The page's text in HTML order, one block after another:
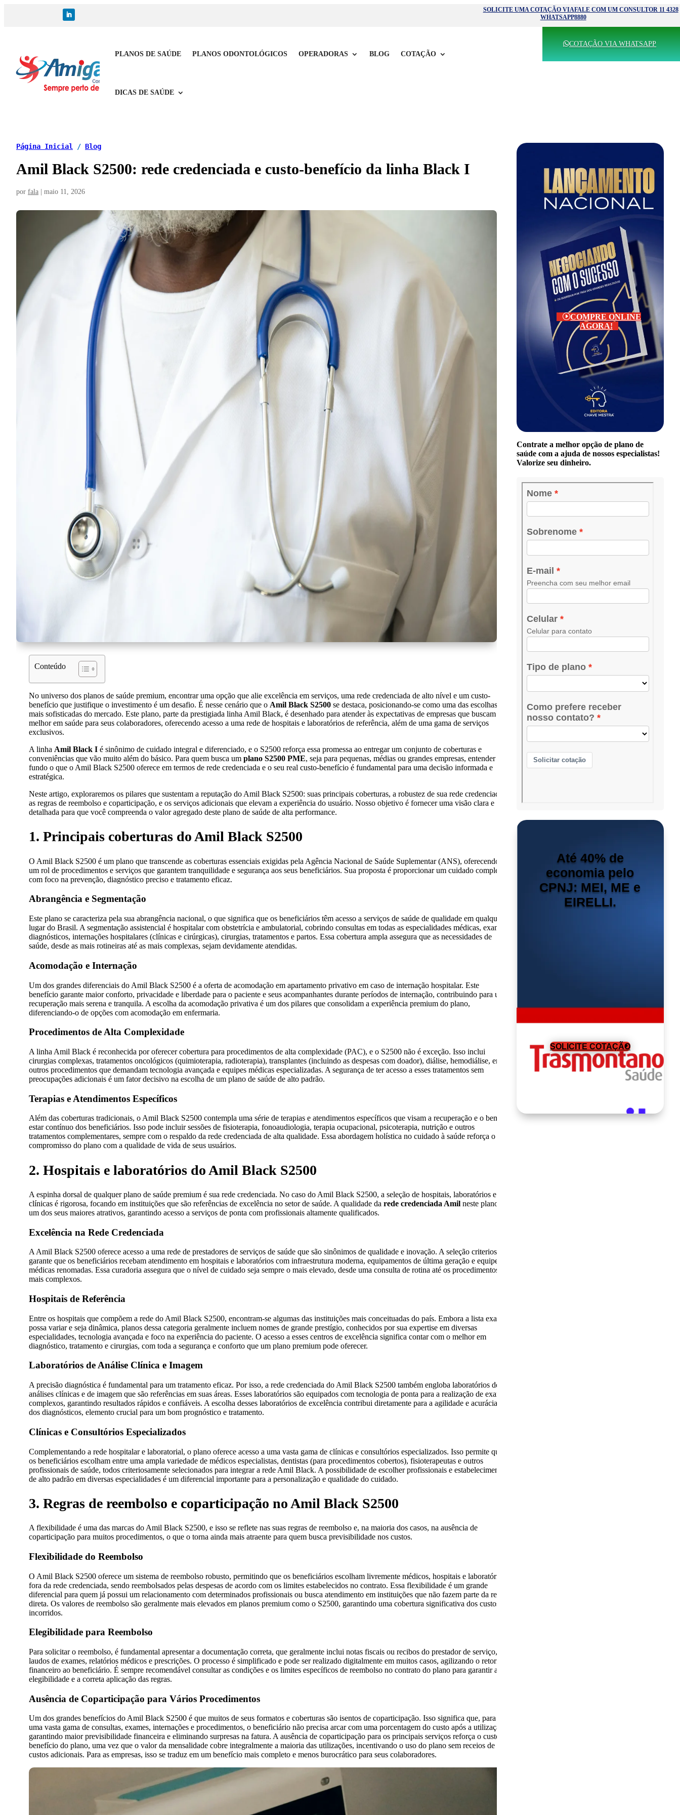
SOLICITE UMA COTAÇÃO VIA
WHATSAPP
FALE COM UM CONSULTOR 11 4328
8880
PLANOS DE SAÚDE PLANOS ODONTOLÓGICOS OPERADORAS BLOG COTAÇÃO
DICAS DE SAÚDE
COTAÇÃO VIA WHATSAPP
Página Inicial / Blog
Amil Black S2500: rede credenciada e custo-benefício da linha Black I
por fala maio 11, 2026
Conteúdo
No universo dos planos de saúde premium, encontrar uma opção que alie excelência em serviços, uma rede credenciada de alto nível e um custo-
benefício que justifique o investimento é um desafio. É nesse cenário que o Amil Black S2500 se destaca, posicionando-se como uma das escolhas
mais sofisticadas do mercado. Este plano, parte da prestigiada linha Amil Black, é desenhado para atender às expectativas de empresas que buscam o
melhor em saúde para seus colaboradores, oferecendo acesso a uma rede de hospitais e laboratórios de referência, além de uma gama de serviços
exclusivos.
A linha Amil Black I é sinônimo de cuidado integral e diferenciado, e o S2500 reforça essa promessa ao entregar um conjunto de coberturas e
conveniências que vão muito além do básico. Para quem busca um plano S2500 PME, seja para pequenas, médias ou grandes empresas, entender a
fundo o que o Amil Black S2500 oferece em termos de rede credenciada e o seu real custo-benefício é fundamental para uma decisão informada e
estratégica.
Neste artigo, exploraremos os pilares que sustentam a reputação do Amil Black S2500: suas principais coberturas, a robustez de sua rede credenciada,
as regras de reembolso e coparticipação, e os serviços adicionais que elevam a experiência do usuário. Nosso objetivo é fornecer uma visão clara e
detalhada para que você compreenda o valor agregado deste plano de saúde de alta performance.
1. Principais coberturas do Amil Black S2500
O Amil Black S2500 é um plano que transcende as coberturas essenciais exigidas pela Agência Nacional de Saúde Suplementar (ANS), oferecendo
um rol de procedimentos e serviços que garantem tranquilidade e segurança aos seus beneficiários. Sua proposta é proporcionar um cuidado completo,
com foco na prevenção, diagnóstico preciso e tratamento eficaz.
Abrangência e Segmentação
Este plano se caracteriza pela sua abrangência nacional, o que significa que os beneficiários têm acesso a serviços de saúde de qualidade em qualquer
lugar do Brasil. A segmentação assistencial é hospitalar com obstetrícia e ambulatorial, cobrindo consultas em todas as especialidades médicas, exames
diagnósticos, internações hospitalares (clínicas e cirúrgicas), cirurgias, tratamentos e partos. Essa cobertura ampla assegura que as necessidades de
saúde, desde as mais rotineiras até as mais complexas, sejam devidamente atendidas.
Acomodação e Internação
Um dos grandes diferenciais do Amil Black S2500 é a oferta de acomodação em apartamento privativo em caso de internação hospitalar. Este
benefício garante maior conforto, privacidade e liberdade para o paciente e seus acompanhantes durante períodos de internação, contribuindo para uma
recuperação mais serena e tranquila. A escolha da acomodação privativa é um dos pilares que consolidam a experiência premium do plano,
diferenciando-o de opções com acomodação em enfermaria.
Procedimentos de Alta Complexidade
A linha Amil Black é reconhecida por oferecer cobertura para procedimentos de alta complexidade (PAC), e o S2500 não é exceção. Isso inclui
cirurgias complexas, tratamentos oncológicos (quimioterapia, radioterapia), transplantes (incluindo as despesas com doador), diálise, hemodiálise, entre
outros procedimentos que demandam tecnologia avançada e equipes médicas especializadas. A segurança de ter acesso a esses tratamentos sem
preocupações adicionais é um fator decisivo na escolha de um plano de saúde de alto padrão.
Terapias e Atendimentos Específicos
Além das coberturas tradicionais, o Amil Black S2500 contempla uma série de terapias e atendimentos específicos que visam a recuperação e o bem-
estar contínuo dos beneficiários. Isso pode incluir sessões de fisioterapia, fonoaudiologia, terapia ocupacional, psicoterapia, nutrição e outros
tratamentos complementares, sempre com o respaldo da rede credenciada de alta qualidade. Essa abordagem holística no cuidado à saúde reforça o
compromisso do plano com a qualidade de vida de seus usuários.
2. Hospitais e laboratórios do Amil Black S2500
A espinha dorsal de qualquer plano de saúde premium é sua rede credenciada. No caso do Amil Black S2500, a seleção de hospitais, laboratórios e
clínicas é rigorosa, focando em instituições que são referências de excelência no setor de saúde. A qualidade da rede credenciada Amil neste plano é
um dos seus maiores atrativos, garantindo acesso a serviços de ponta com profissionais altamente qualificados.
Excelência na Rede Credenciada
A Amil Black S2500 oferece acesso a uma rede de prestadores de serviços de saúde que são sinônimos de qualidade e inovação. A seleção criteriosa
garante que os beneficiários recebam atendimento em hospitais e laboratórios com infraestrutura moderna, equipamentos de última geração e equipes
médicas renomadas. Essa curadoria assegura que o nível de cuidado seja sempre o mais elevado, desde uma consulta de rotina até os procedimentos
mais complexos.
Hospitais de Referência
Entre os hospitais que compõem a rede do Amil Black S2500, encontram-se algumas das instituições mais conceituadas do país. Embora a lista exata
possa variar e seja dinâmica, planos dessa categoria geralmente incluem nomes de grande prestígio, conhecidos por sua expertise em diversas
especialidades, tecnologia avançada e foco na experiência do paciente. O acesso a esses centros de excelência significa contar com o melhor em
diagnóstico, tratamento e cirurgias, com toda a segurança e conforto que um plano premium pode oferecer.
Laboratórios de Análise Clínica e Imagem
A precisão diagnóstica é fundamental para um tratamento eficaz. Por isso, a rede credenciada do Amil Black S2500 também engloba laboratórios de
análises clínicas e de imagem que são referências em suas áreas. Esses laboratórios são equipados com tecnologia de ponta para a realização de exames
complexos, garantindo resultados rápidos e confiáveis. A escolha desses laboratórios de excelência contribui diretamente para a agilidade e acurácia
dos diagnósticos, elemento crucial para um bom prognóstico e tratamento.
Clínicas e Consultórios Especializados
Complementando a rede hospitalar e laboratorial, o plano oferece acesso a uma vasta gama de clínicas e consultórios especializados. Isso permite que
os beneficiários escolham entre uma ampla variedade de médicos especialistas, dentistas (para procedimentos cobertos), fisioterapeutas e outros
profissionais de saúde, todos criteriosamente selecionados para integrar a rede Amil Black. A possibilidade de escolher profissionais e estabelecimentos
de alto padrão em diversas especialidades é um diferencial importante para a personalização e qualidade do cuidado.
3. Regras de reembolso e coparticipação no Amil Black S2500
A flexibilidade é uma das marcas do Amil Black S2500, e isso se reflete nas suas regras de reembolso e, na maioria dos casos, na ausência de
coparticipação para muitos procedimentos, o que o torna ainda mais atraente para quem busca previsibilidade nos custos.
Flexibilidade do Reembolso
O Amil Black S2500 oferece um sistema de reembolso robusto, permitindo que os beneficiários escolham livremente médicos, hospitais e laboratórios
fora da rede credenciada, sendo reembolsados pelas despesas de acordo com os limites estabelecidos no contrato. Essa flexibilidade é um grande
diferencial para quem já possui um relacionamento com determinados profissionais ou busca atendimento em instituições que não fazem parte da rede
direta. Os valores de reembolso são geralmente mais elevados em planos premium como o S2500, garantindo uma cobertura significativa dos custos
incorridos.
Elegibilidade para Reembolso
Para solicitar o reembolso, é fundamental apresentar a documentação correta, que geralmente inclui notas fiscais ou recibos do prestador de serviço,
laudos de exames, relatórios médicos e prescrições. O processo é simplificado e pode ser realizado digitalmente em muitos casos, agilizando o retorno
financeiro ao beneficiário. É sempre recomendável consultar as condições e os limites específicos de reembolso no contrato do plano para garantir a
elegibilidade e a correta aplicação das regras.
Ausência de Coparticipação para Vários Procedimentos
Um dos grandes benefícios do Amil Black S2500 é que muitos de seus formatos e coberturas são isentos de coparticipação. Isso significa que, para
uma vasta gama de consultas, exames, internações e procedimentos, o beneficiário não precisa arcar com uma porcentagem do custo após a utilização,
garantindo maior previsibilidade financeira e eliminando surpresas na fatura. A ausência de coparticipação para os principais serviços reforça o custo-
benefício do plano, uma vez que o valor da mensalidade cobre integralmente a maioria das utilizações, incentivando o uso do plano sem receios de
custos adicionais. Para as empresas, isso se traduz em um benefício mais completo e menos burocrático para seus colaboradores.
COMPRE ONLINE
AGORA!
Contrate a melhor opção de plano de
saúde com a ajuda de nossos especialistas!
Valorize seu dinheiro.
Até 40% de
economia pelo
CPNJ: MEI, ME e
EIRELLI.
SOLICITE COTAÇÃO